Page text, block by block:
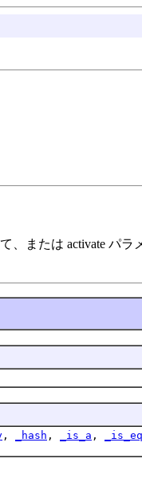
または activate パラ
, _hash , _is_a ,